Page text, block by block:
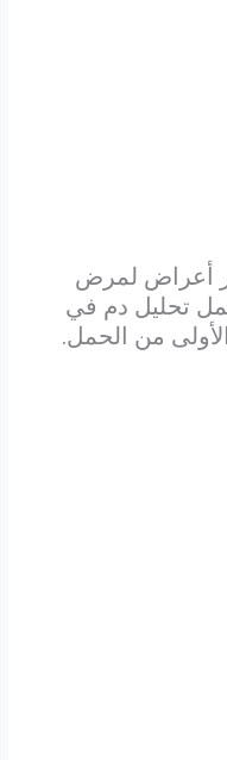
أعراض لمرض
تحليل دم في
إلى 9 أسابيع الأولى من الحمل.